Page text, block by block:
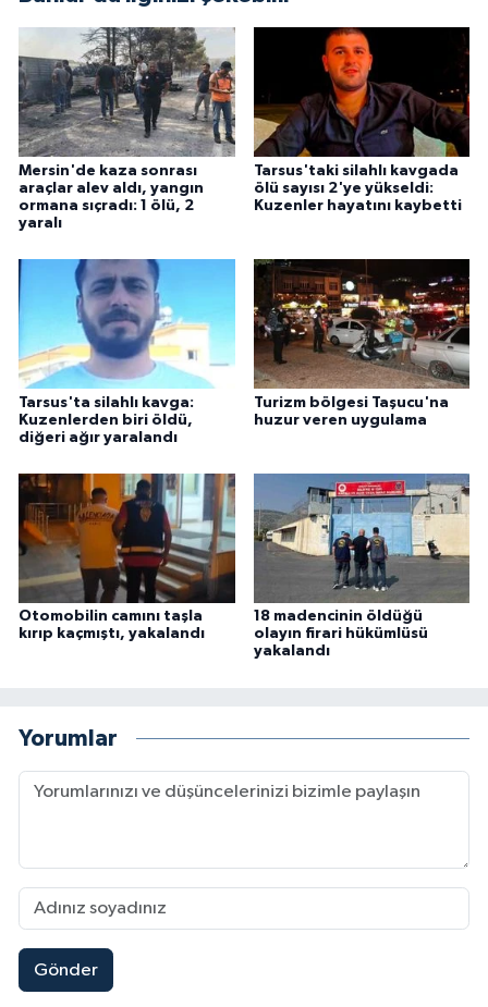
Mersin'de kaza sonrası
araçlar alev aldı, yangın
ormana sıçradı: 1 ölü, 2
yaralı
Tarsus'taki silahlı kavgada
ölü sayısı 2'ye yükseldi:
Kuzenler hayatını kaybetti
Tarsus'ta silahlı kavga:
Kuzenlerden biri öldü,
diğeri ağır yaralandı
Turizm bölgesi Taşucu'na
huzur veren uygulama
Otomobilin camını taşla
kırıp kaçmıştı, yakalandı
18 madencinin öldüğü
olayın firari hükümlüsü
yakalandı
Yorumlar
Gönder